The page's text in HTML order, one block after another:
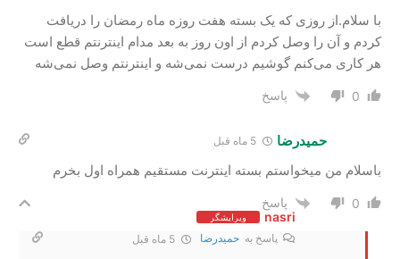
با سلام.از روزی که یک بسته هفت روزه ماه رمضان را دریافت
کردم و آن را وصل کردم از اون روز به بعد مدام اینترنتم قطع است
هر کاری می‌کنم گوشیم درست نمی‌شه و اینترنتم وصل نمی‌شه
0 پاسخ
حمیدرضا
باسلام من میخواستم بسته اینترنت مستقیم همراه اول بخرم
0
پاسخ
nasri
ویرایشگر
پاسخ به حمیدرضا